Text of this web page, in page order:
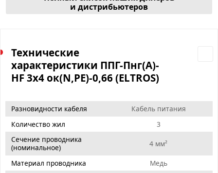
и дистрибьютеров
Технические
характеристики ППГ-Пнг(А)-
HF 3х4 ок(N,PE)-0,66 (ELTROS)
Разновидности кабеля
Кабель питания
Количество жил
3
Сечение проводника
(номинальное)
4 мм²
Материал проводника
Медь